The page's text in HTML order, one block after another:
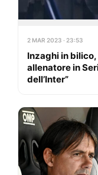
2 MAR 2023 · 23:53
Inzaghi in bilico,
allenatore in
dell’Inter”